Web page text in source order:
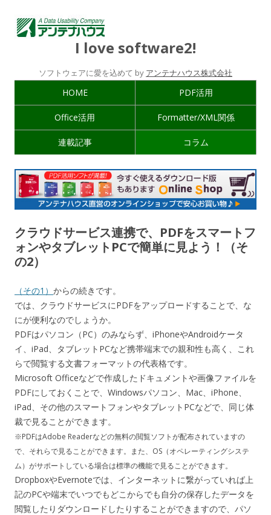
I love software2!
ソフトウェアに愛を込めて by アンテナハウス株式会社
HOME PDF活用
Office活用 Formatter/XML関係
連載記事 コラム
クラウドサービス連携で、PDFをスマートフ
ォンやタブレットPCで簡単に見よう！（そ
の2）
（その1） からの続きです。
では、クラウドサービスにPDFをアップロードすることで、な
にが便利なのでしょうか。
PDFはパソコン（PC）のみならず、iPhoneやAndroidケータ
イ、iPad、タブレットPCなど携帯端末での親和性も高く、これ
らで閲覧する文書フォーマットの代表格です。
Microsoft Officeなどで作成したドキュメントや画像ファイルを
PDFにしておくことで、Windowsパソコン、Mac、iPhone、
iPad、その他のスマートフォンやタブレットPCなどで、同じ体
裁で見ることができます。
※PDFはAdobe Readerなどの無料の閲覧ソフトが配布されていますの
で、それらで見ることができます。また、OS（オペレーティングシステ
ム）がサポートしている場合は標準の機能で見ることができます。
DropboxやEvernoteでは、インターネットに繋がっていれば上
記のPCや端末でいつでもどこからでも自分の保存したデータを
閲覧したりダウンロードしたりすることができますので、パソ